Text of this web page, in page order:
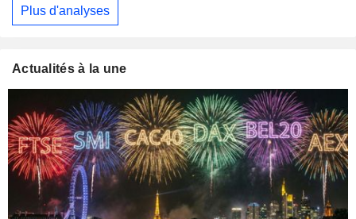
Plus d'analyses
Actualités à la une